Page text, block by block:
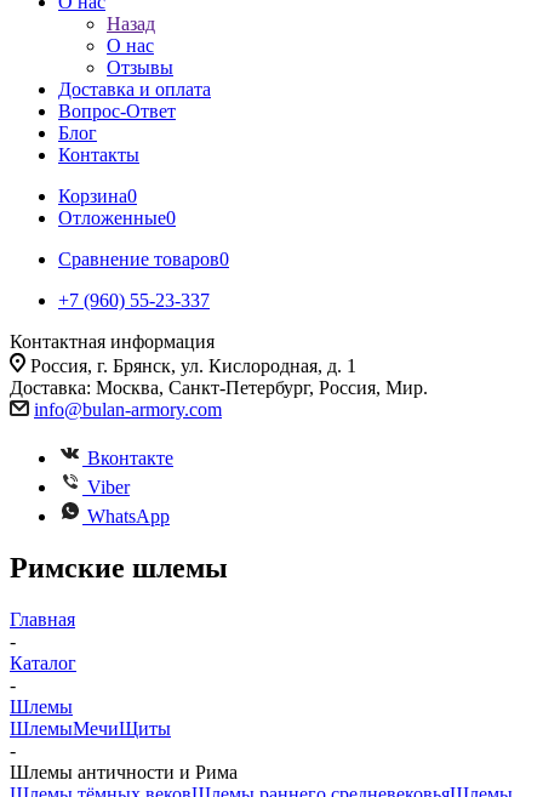
Назад
О нас
Отзывы
Доставка и оплата
Вопрос-Ответ
Блог
Контакты
Корзина0
Отложенные0
Сравнение товаров0
+7 (960) 55-23-337
Контактная информация
Россия, г. Брянск, ул. Кислородная, д. 1
Доставка: Москва, Санкт-Петербург, Россия, Мир.
info@bulan-armory.com
Вконтакте
Viber
WhatsApp
Римские шлемы
Главная
-
Каталог
-
Шлемы
ШлемыМечиЩиты
-
Шлемы античности и Рима